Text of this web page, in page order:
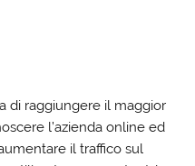
di raggiungere il maggior
l’azienda online ed
il traffico sul